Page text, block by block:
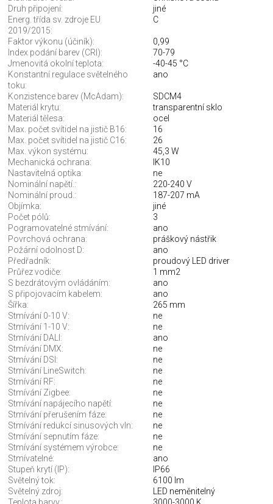
Druh připojení:
jiné
Energ. třída sv. zdroje EU
2019/2015:
C
Faktor výkonu (účiník):
0,99
Index podání barev (CRI):
70-79
Jmenovitá okolní teplota:
-40-45 °C
Konstantní regulace světelného
toku:
ano
Konzistence barev (McAdam):
SDCM4
Materiál krytu:
transparentní sklo
Materiál tělesa:
ocel
Max. počet svítidel na jistič B16:
16
Max. počet svítidel na jistič C16:
26
Max. výkon systému:
45,3 W
Mechanická ochrana:
IK10
Nastavitelná optika:
ne
Nominální napětí.:
220-240 V
Nominální proud.:
187-207 mA
Objímka:
jiné
Počet pólů:
3
Pogramovatelné stmívání:
ano
Povrchová ochrana:
práškový nástřik
Požární odolnost D:
ano
Předřadník:
proudový LED driver
Průřez vodiče:
1 mm2
S bezdrátovým ovládáním:
ano
S připojovacím kabelem:
ano
Šířka:
265 mm
Stmívání 0-10 V:
ne
Stmívání 1-10 V:
ne
Stmívání DALI:
ano
Stmívání DMX:
ne
Stmívání DSI:
ne
Stmívání LineSwitch:
ne
Stmívání RF:
ne
Stmívání Zigbee:
ne
Stmívání napájecího napětí:
ne
Stmívání přerušením fáze:
ne
Stmívání redukcí sinusových vln:
ne
Stmívání sepnutím fáze:
ne
Stmívání systémem výrobce:
ne
Stmívatelné:
ano
Stupeň krytí (IP):
IP66
Světelný tok:
6100 lm
Světelný zdroj:
LED neměnitelný